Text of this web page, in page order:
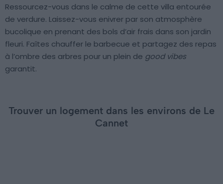
Ressourcez-vous dans le calme de cette villa entourée
de verdure. Laissez-vous enivrer par son atmosphère
bucolique en prenant des bols d’air frais dans son jardin
fleuri. Faîtes chauffer le barbecue et partagez des repas
à l’ombre des arbres pour un plein de good vibes
garantit.
Trouver un logement dans les environs de Le
Cannet